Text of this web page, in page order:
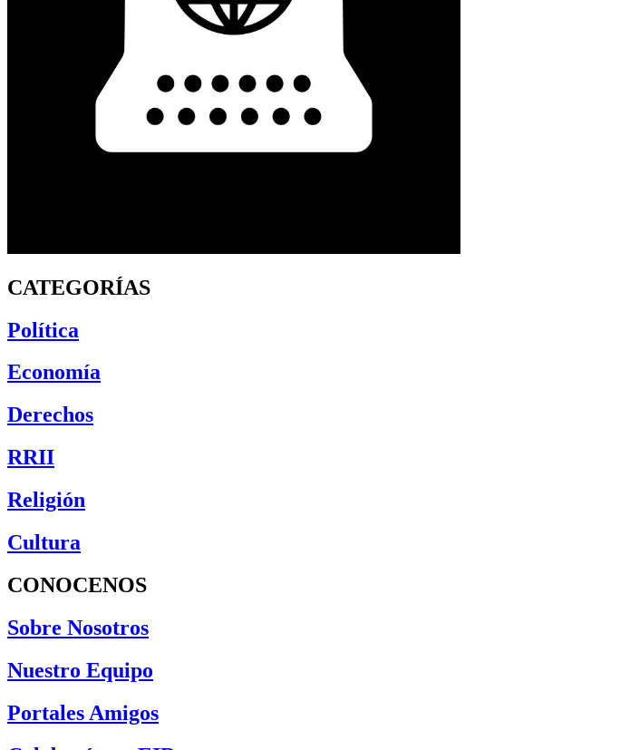
CATEGORÍAS
Política
Economía
Derechos
RRII
Religión
Cultura
CONOCENOS
Sobre Nosotros
Nuestro Equipo
Portales Amigos